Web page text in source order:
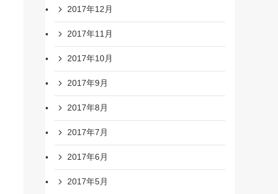
2017年12月
2017年11月
2017年10月
2017年9月
2017年8月
2017年7月
2017年6月
2017年5月